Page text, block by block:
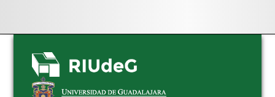
Skip
navigation